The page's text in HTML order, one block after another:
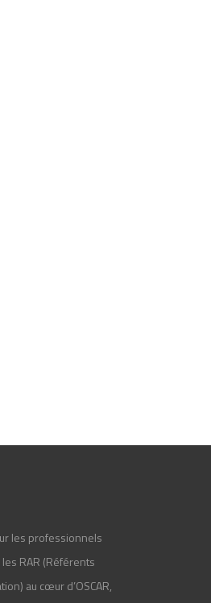
les professionnels
RAR (Référents
au cœur d’OSCAR,